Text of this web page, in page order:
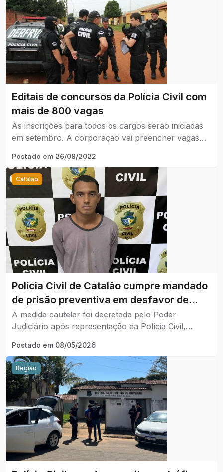
Editais de concursos da Polícia Civil com
mais de 800 vagas
As inscrições para todos os cargos serão iniciadas
em setembro. A corporação vai preencher vagas
papiloscopista policial e delegado de polícia
substituto.
Postado em 26/08/2022
Catalão
Polícia Civil de Catalão cumpre mandado
de prisão preventiva em desfavor de
investigado por estupro de vulnerável.
A medida cautelar foi decretada pelo Poder
Judiciário após representação da Polícia Civil,
demonstraram a gravidade concreta das condutas e
o risco à ordem pública.
Postado em 08/05/2026
Região